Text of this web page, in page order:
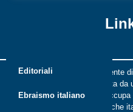
Editoriali
Ebraismo italiano
Riflessi è una rivista indipendente
periodica, digitale e on line nata
ebraica di Roma. Riflessi si
il dialogo tra le comunità ebraiche